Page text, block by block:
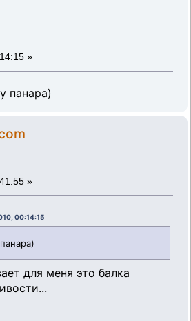
»
панара)
»
00:14:15
для меня это балка